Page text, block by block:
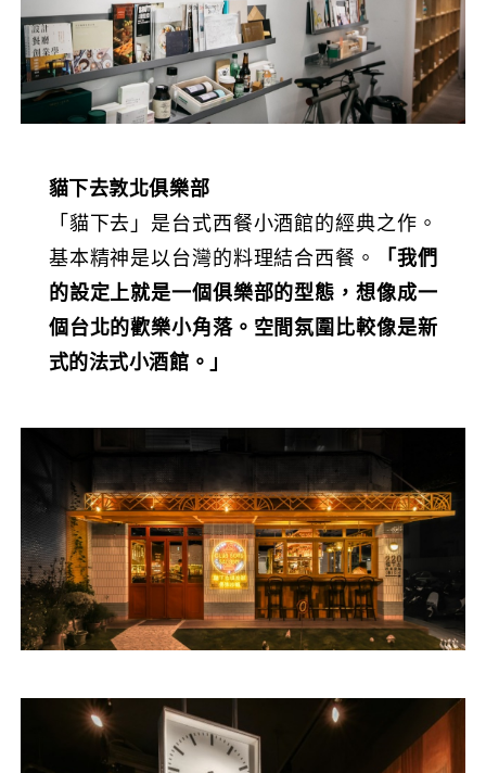
貓下去敦北俱樂部
「貓下去」是台式西餐小酒館的經典之作。
基本精神是以台灣的料理結合西餐。
「我們
的設定上就是一個俱樂部的型態，想像成一
個台北的歡樂小角落。空間氛圍比較像是新
式的法式小酒館。」